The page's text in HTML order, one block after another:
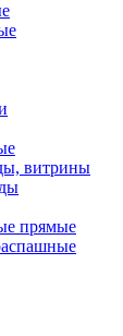
витрины
прямые